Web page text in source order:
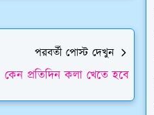
পরবর্তী পোস্ট দেখুন
কেন প্রতিদিন কলা খেতে হবে